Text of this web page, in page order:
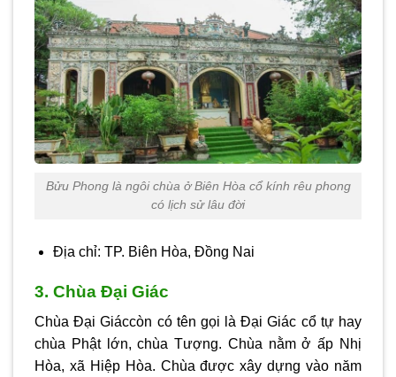
Bửu Phong là ngôi chùa ở Biên Hòa cổ kính rêu phong
có lịch sử lâu đời
Địa chỉ: TP. Biên Hòa, Đồng Nai
3. Chùa Đại Giác
Chùa Đại Giáccòn có tên gọi là Đại Giác cổ tự hay
chùa Phật lớn, chùa Tượng. Chùa nằm ở ấp Nhị
Hòa, xã Hiệp Hòa. Chùa được xây dựng vào năm